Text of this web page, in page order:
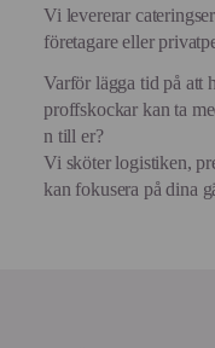
Vi levererar
företagare eller
Varför lägga tid på att
proffskockar kan ta
n till er?
Vi sköter logistiken,
kan fokusera på dina